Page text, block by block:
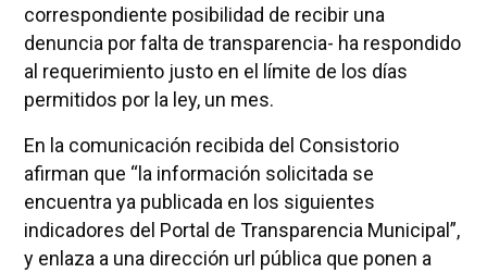
correspondiente posibilidad de recibir una
denuncia por falta de transparencia- ha respondido
al requerimiento justo en el límite de los días
permitidos por la ley, un mes.
En la comunicación recibida del Consistorio
afirman que “la información solicitada se
encuentra ya publicada en los siguientes
indicadores del Portal de Transparencia Municipal”,
y enlaza a una dirección url pública que ponen a